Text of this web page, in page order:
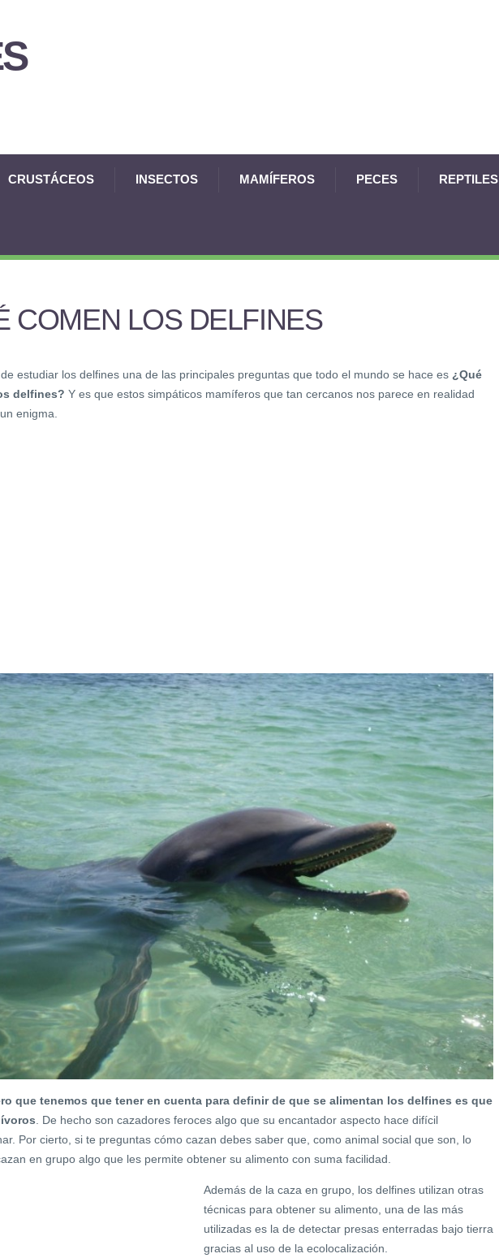
CRUSTÁCEOS INSECTOS MAMÍFEROS PECES REPTILES
COMEN LOS DELFINES
estudiar los delfines una de las principales preguntas que todo el mundo se hace es ¿Qué
delfines? Y es que estos simpáticos mamíferos que tan cercanos nos parece en realidad
enigma.
que tenemos que tener en cuenta para definir de que se alimentan los delfines es que
. De hecho son cazadores feroces algo que su encantador aspecto hace difícil
Por cierto, si te preguntas cómo cazan debes saber que, como animal social que son, lo
en grupo algo que les permite obtener su alimento con suma facilidad.
Además de la caza en grupo, los delfines utilizan otras
técnicas para obtener su alimento, una de las más
utilizadas es la de detectar presas enterradas bajo tierra
gracias al uso de la ecolocalización.